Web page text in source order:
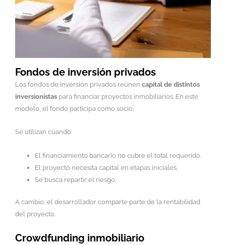
Fondos de inversión privados
Los fondos de inversión privados reúnen capital de distintos
inversionistas para financiar proyectos inmobiliarios. En este
modelo, el fondo participa como socio.
Se utilizan cuando:
El financiamiento bancario no cubre el total requerido.
El proyecto necesita capital en etapas iniciales.
Se busca repartir el riesgo.
A cambio, el desarrollador comparte parte de la rentabilidad
del proyecto.
Crowdfunding inmobiliario